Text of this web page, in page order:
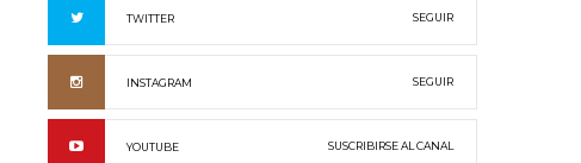
TWITTER SEGUIR
INSTAGRAM SEGUIR
YOUTUBE SUSCRIBIRSE AL CANAL